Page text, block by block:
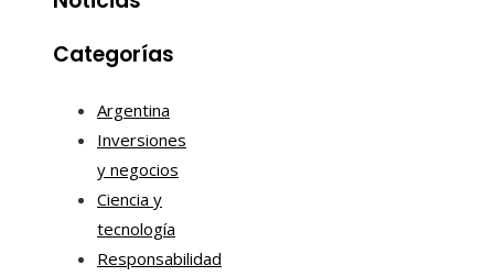
Categorías
Argentina
Inversiones
y negocios
Ciencia y
tecnología
Responsabilidad